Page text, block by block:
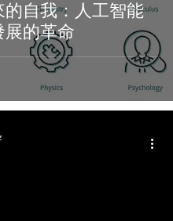
的自我：人工智能
展的革命